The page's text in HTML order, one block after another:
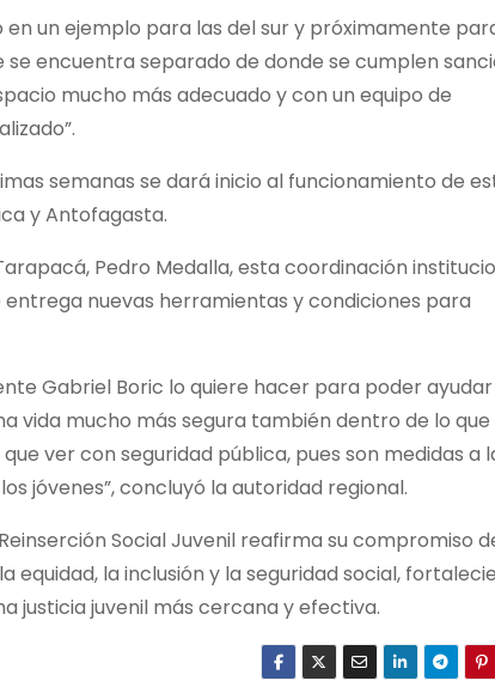
un ejemplo para las del sur y próximamente
encuentra separado de donde se cumplen
mucho más adecuado y con un equipo de
semanas se dará inicio al funcionamiento de
y Antofagasta.
Pedro Medalla, esta coordinación
nuevas herramientas y condiciones para
Gabriel Boric lo quiere hacer para poder
vida mucho más segura también dentro de lo que
ver con seguridad pública, pues son medidas a
jóvenes”, concluyó la autoridad regional.
Social Juvenil reafirma su compromiso
la inclusión y la seguridad social,
justicia juvenil más cercana y efectiva.